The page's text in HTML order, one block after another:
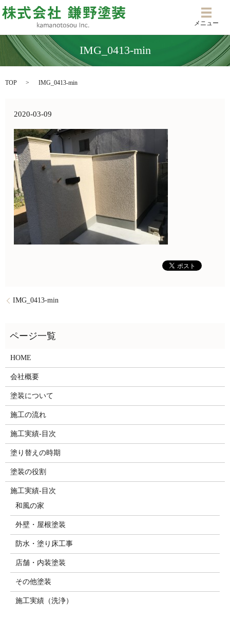
メニ
メニュー
IMG_0413-min
TOP IMG_0413-min
2020-03-09
IMG_0413-min
HOME
会社概要
塗装について
施工の流れ
施工実績-目次
塗り替えの時期
塗装の役割
施工実績-目次
和風の家
外壁・屋根塗装
防水・塗り床工事
店舗・内装塗装
その他塗装
施工実績（洗浄）